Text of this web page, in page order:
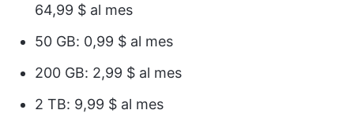
64,99 $ al mes
50 GB: 0,99 $ al mes
200 GB: 2,99 $ al mes
2 TB: 9,99 $ al mes